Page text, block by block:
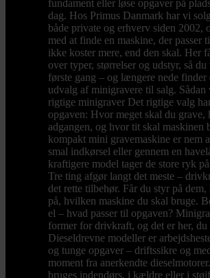
fundament eller løse opgaver på
dag. Hos Primus Danmark har vi
både private og erhverv siden 2002,
med at finde en maskine, der passer
ikke koster mere, end den skal. Her
over typer, størrelser og udstyr, så
første gang – og længere nede finder
udvalg af minigravere til salg.
rigtige minigraver Det rigtige valg
opgaven: Hvor meget skal du grave,
adgangen, og hvor tit skal maskinen
kompakt mini gravemaskine er nem
smal indkørsel eller gennem en
kraftigere model tager de store ryk
Tre ting afgør langt det meste –
det rette tilbehør. Får du styr på dem,
på, hvilken maskine du skal bruge.
el – hvad passer til opgaven?
former for drivkraft, og det er her, du
Dieseldrevne modeller er
og tunge opgaver – driftssikre og
moment fra anerkendte
bruges indendørs, i kældre eller i